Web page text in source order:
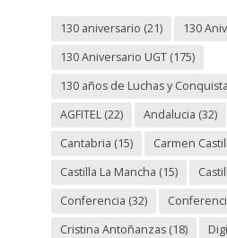
130 aniversario (21) 130
130 Aniversario UGT(175)
130 años de Luchas y
AGFITEL(22) Andalucia (32)
Cantabria (15) Carmen
Castilla La Mancha (15)
Conferencia (32)
Cristina Antoñanzas(18)